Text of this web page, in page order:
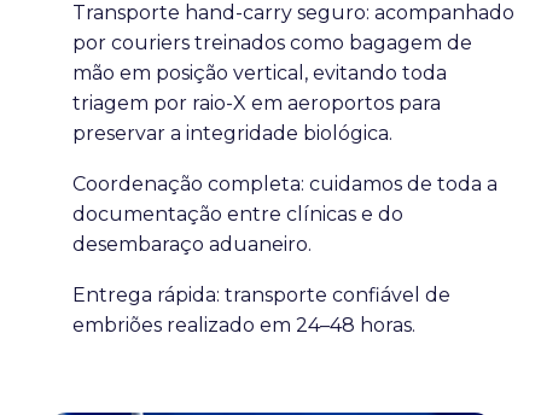
Transporte hand-carry seguro: acompanhado
por couriers treinados como bagagem de
mão em posição vertical, evitando toda
triagem por raio-X em aeroportos para
preservar a integridade biológica.
Coordenação completa: cuidamos de toda a
documentação entre clínicas e do
desembaraço aduaneiro.
Entrega rápida: transporte confiável de
embriões realizado em 24–48 horas.